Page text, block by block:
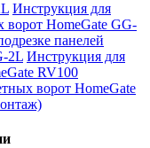
Инструкция для
HomeGate GG-
панелей
2L Инструкция для
RV100
ворот HomeGate